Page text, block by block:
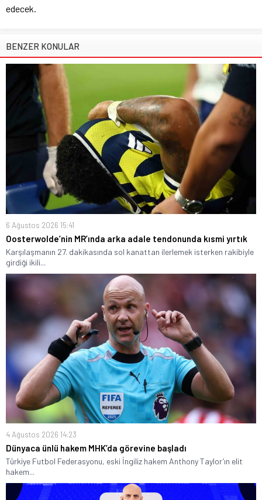
edecek.
BENZER KONULAR
6 Ağustos 2026 15:41
Oosterwolde’nin MR’ında arka adale tendonunda kısmi yırtık
Karşılaşmanın 27. dakikasında sol kanattan ilerlemek isterken rakibiyle
girdiği ikili...
4 Ağustos 2026 14:23
Dünyaca ünlü hakem MHK’da görevine başladı
Türkiye Futbol Federasyonu, eski İngiliz hakem Anthony Taylor’ın elit
hakem...